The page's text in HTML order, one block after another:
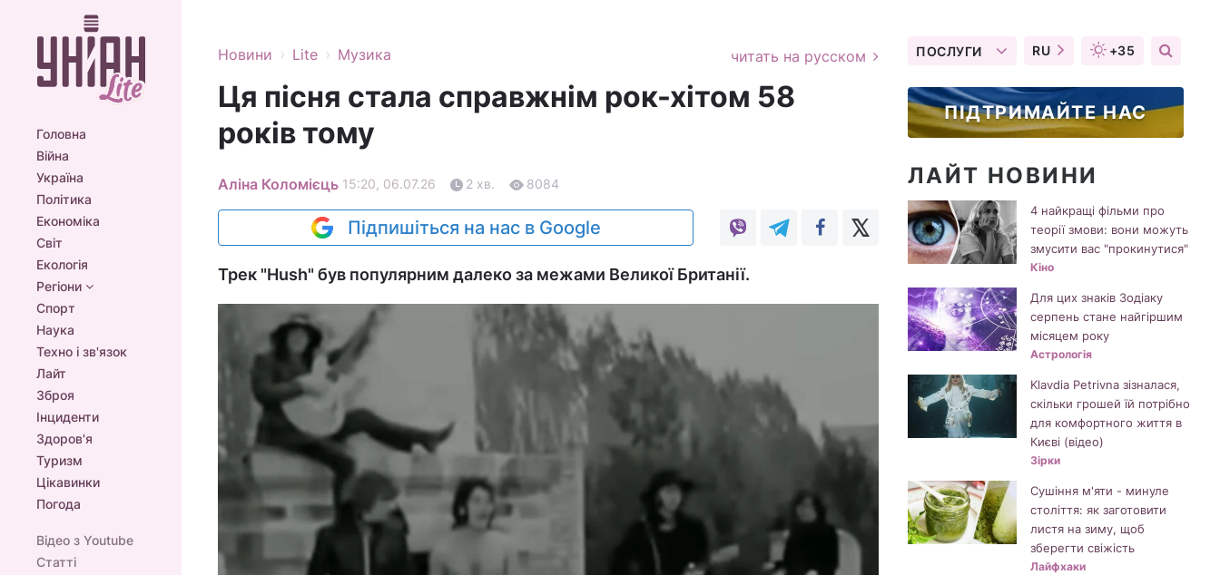
Головна
Війна
Україна
Політика
Економіка
Світ
Екологія
Регіони
Спорт
Наука
Техно і зв'язок
Лайт
Зброя
Інциденти
Здоров'я
Туризм
Цікавинки
Погода
Відео з Youtube
Статті
Новини › Lite › Музика читать на русском
Ця пісня стала справжнім рок-хітом 58
років тому
Аліна Коломієць 15:20, 06.07.26 2 хв. 8084
Підпишіться на нас в Google
Трек "Hush" був популярним далеко за межами Великої Британії.
ПОСЛУГИ RU +35
ПІДТРИМАЙТЕ НАС
ЛАЙТ НОВИНИ
4 найкращі фільми про
теорії змови: вони можуть
змусити вас "прокинутися"
Кіно
Для цих знаків Зодіаку
серпень стане найгіршим
місяцем року
Астрологія
Klavdia Petrivna зізналася,
скільки грошей їй потрібно
для комфортного життя в
Києві (відео)
Зірки
Сушіння м'яти - минуле
століття: як заготовити
листя на зиму, щоб
зберегти свіжість
Лайфхаки